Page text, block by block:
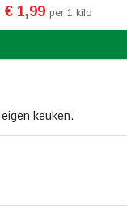
€ 1,99 per 1 kilo
keuken.